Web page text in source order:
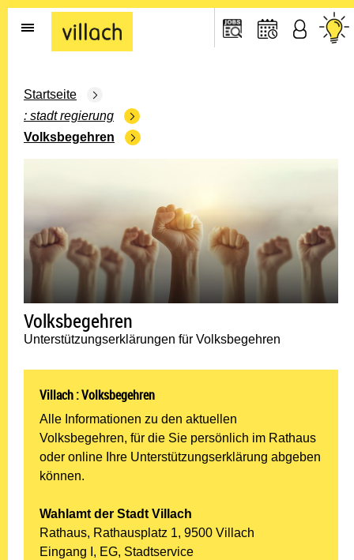
Gehe zur Startseite
Startseite
stadt regierung
Volksbegehren
Volksbegehren
Unterstützungserklärungen für Volksbegehren
Villach : Volksbegehren
Alle Informationen zu den aktuellen
Volksbegehren, für die Sie persönlich im Rathaus
oder online Ihre Unterstützungserklärung abgeben
können.
Wahlamt der Stadt Villach
Rathaus, Rathausplatz 1, 9500 Villach
Eingang I, EG, Stadtservice